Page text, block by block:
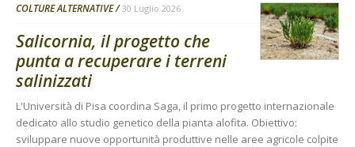
COLTURE ALTERNATIVE 30 Luglio 2026
Salicornia, il progetto che
punta a recuperare i terreni
salinizzati
L'Università di Pisa coordina Saga, il primo progetto internazionale
dedicato allo studio genetico della pianta alofita. Obiettivo:
sviluppare nuove opportunità produttive nelle aree agricole colpite